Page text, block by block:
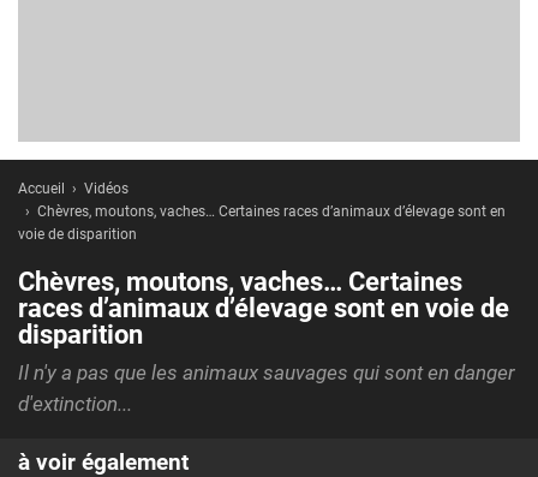
Accueil
Vidéos
Chèvres, moutons, vaches… Certaines races d’animaux d’élevage sont en
voie de disparition
Chèvres, moutons, vaches… Certaines
races d’animaux d’élevage sont en voie de
disparition
Il n'y a pas que les animaux sauvages qui sont en danger
d'extinction...
à voir également